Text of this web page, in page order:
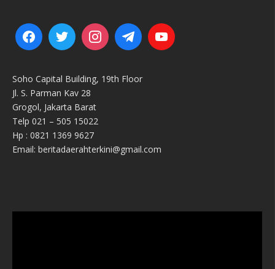
Soho Capital Building, 19th Floor
Jl. S. Parman Kav 28
Grogol, Jakarta Barat
Telp 021 – 505 15022
Hp : 0821 1369 9627
Email: beritadaerahterkini@gmail.com